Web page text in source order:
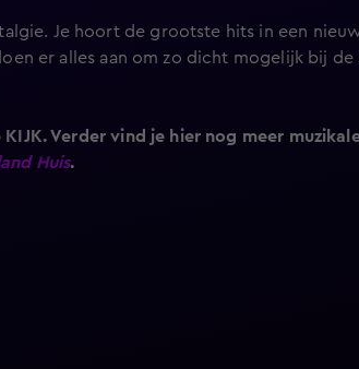
Je hoort de grootste hits in een
er alles aan om zo dicht mogelijk bij de
Verder vind je hier nog meer
Huis.